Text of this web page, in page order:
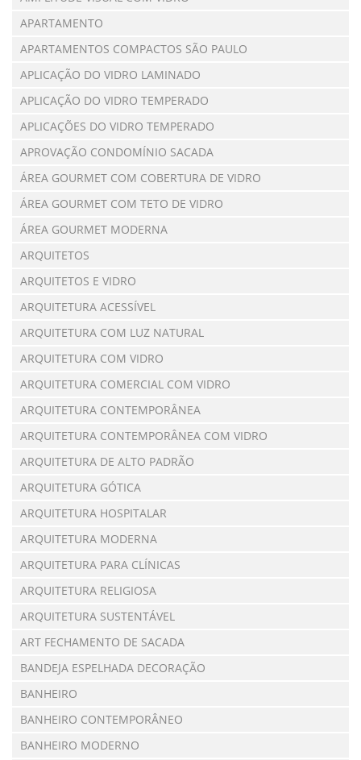
APARTAMENTO
APARTAMENTOS COMPACTOS SÃO PAULO
APLICAÇÃO DO VIDRO LAMINADO
APLICAÇÃO DO VIDRO TEMPERADO
APLICAÇÕES DO VIDRO TEMPERADO
APROVAÇÃO CONDOMÍNIO SACADA
ÁREA GOURMET COM COBERTURA DE VIDRO
ÁREA GOURMET COM TETO DE VIDRO
ÁREA GOURMET MODERNA
ARQUITETOS
ARQUITETOS E VIDRO
ARQUITETURA ACESSÍVEL
ARQUITETURA COM LUZ NATURAL
ARQUITETURA COM VIDRO
ARQUITETURA COMERCIAL COM VIDRO
ARQUITETURA CONTEMPORÂNEA
ARQUITETURA CONTEMPORÂNEA COM VIDRO
ARQUITETURA DE ALTO PADRÃO
ARQUITETURA GÓTICA
ARQUITETURA HOSPITALAR
ARQUITETURA MODERNA
ARQUITETURA PARA CLÍNICAS
ARQUITETURA RELIGIOSA
ARQUITETURA SUSTENTÁVEL
ART FECHAMENTO DE SACADA
BANDEJA ESPELHADA DECORAÇÃO
BANHEIRO
BANHEIRO CONTEMPORÂNEO
BANHEIRO MODERNO